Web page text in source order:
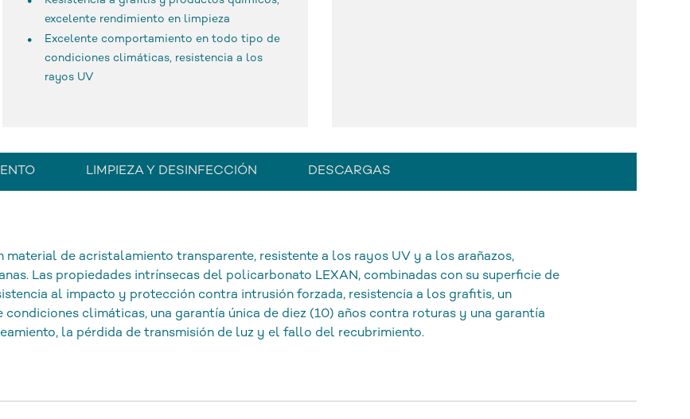
excelente rendimiento en limpieza
Excelente comportamiento en todo tipo de
condiciones climáticas, resistencia a los
rayos UV
LIMPIEZA Y DESINFECCIÓN DESCARGAS
material de acristalamiento transparente, resistente a los rayos UV y a los arañazos,
Las propiedades intrínsecas del policarbonato LEXAN, combinadas con su superficie de
al impacto y protección contra intrusión forzada, resistencia a los grafitis, un
climáticas, una garantía única de diez (10) años contra roturas y una garantía
la pérdida de transmisión de luz y el fallo del recubrimiento.